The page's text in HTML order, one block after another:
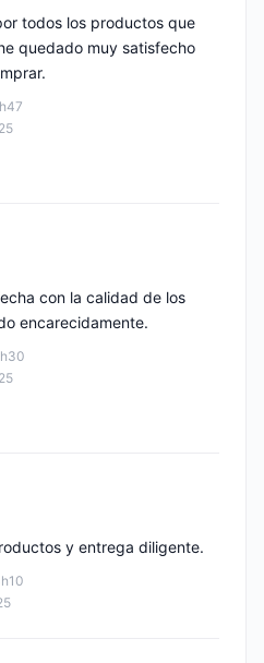
todos los productos que
quedado muy satisfecho
con la calidad de los
encarecidamente.
y entrega diligente.